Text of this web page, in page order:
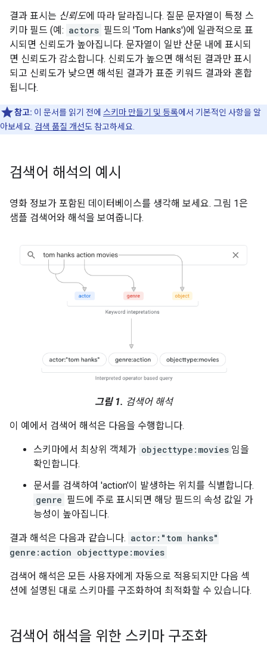
결과 표시는 신뢰도에 따라 달라집니다. 질문 문자열이 특정 스
키마 필드 (예: actors 필드의 'Tom Hanks')에 일관적으로 표
시되면 신뢰도가 높아집니다. 문자열이 일반 산문 내에 표시되
면 신뢰도가 감소합니다. 신뢰도가 높으면 해석된 결과만 표시
되고 신뢰도가 낮으면 해석된 결과가 표준 키워드 결과와 혼합
됩니다.
참고: 이 문서를 읽기 전에 스키마 만들기 및 등록에서 기본적인 사항을 알
아보세요. 검색 품질 개선도 참고하세요.
검색어 해석의 예시
영화 정보가 포함된 데이터베이스를 생각해 보세요. 그림 1은
샘플 검색어와 해석을 보여줍니다.
그림 1. 검색어 해석
이 예에서 검색어 해석은 다음을 수행합니다.
스키마에서 최상위 객체가 objecttype:movies 임을
확인합니다.
문서를 검색하여 'action'이 발생하는 위치를 식별합니다.
genre 필드에 주로 표시되면 해당 필드의 속성 값일 가
능성이 높아집니다.
결과 해석은 다음과 같습니다. actor:"tom hanks"
genre:action objecttype:movies
검색어 해석은 모든 사용자에게 자동으로 적용되지만 다음 섹
션에 설명된 대로 스키마를 구조화하여 최적화할 수 있습니다.
검색어 해석을 위한 스키마 구조화